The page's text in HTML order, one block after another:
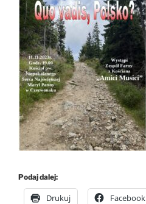
Podaj dalej:
Drukuj Facebook